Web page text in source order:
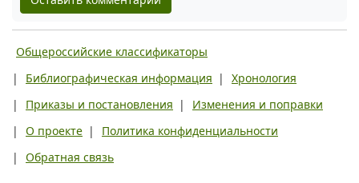
Общероссийские классификаторы
|
Библиографическая информация |
Хронология
|
Приказы и постановления |
Изменения и поправки
|
О проекте |
Политика конфиденциальности
|
Обратная связь